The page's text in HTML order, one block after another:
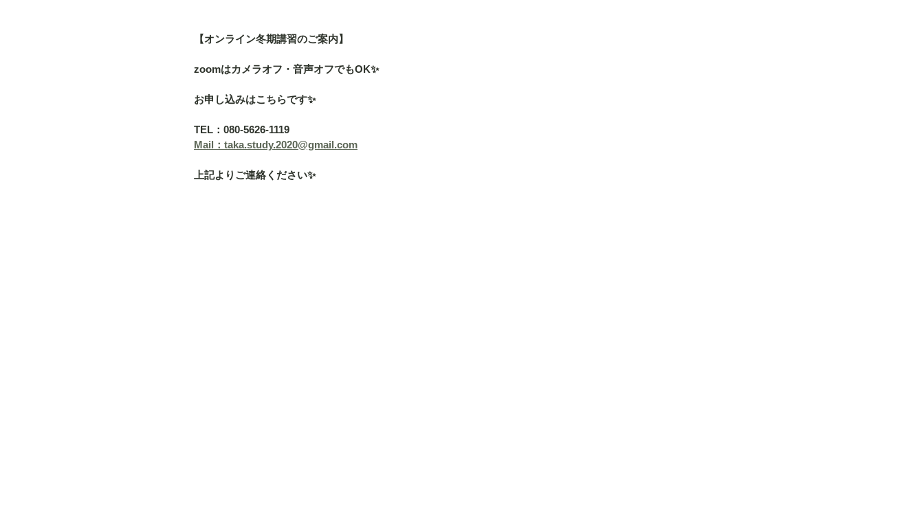
【オンライン冬期講習のご案内】
zoomはカメラオフ・音声オフでもOK✨
お申し込みはこちらです✨
TEL：080-5626-1119
Mail：taka.study.2020@gmail.com
上記よりご連絡ください✨